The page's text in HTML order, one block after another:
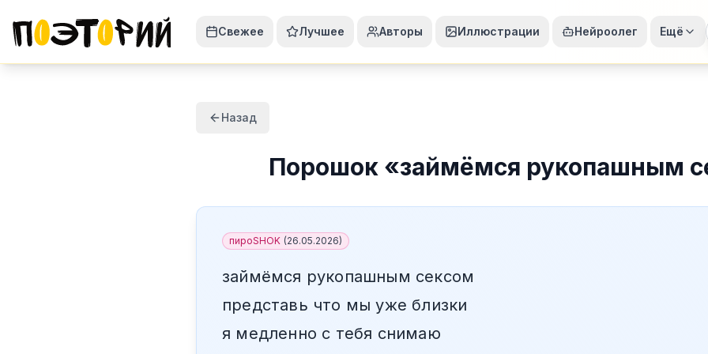
Свежее Лучшее Авторы Иллюстрации Нейроолег Ещё
Назад
Порошок«займёмся рукопашным
пироSHOK (26.05.2026)
займёмся рукопашным сексом
представь что мы уже близки
я медленно с тебя снимаю